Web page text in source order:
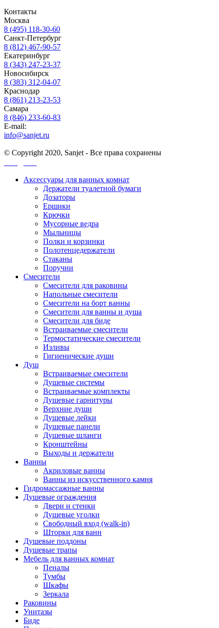
Контакты
Москва
8 (495) 118-30-60
Санкт-Петербург
8 (812) 467-90-57
Екатеринбург
8 (343) 247-23-37
Новосибирск
8 (383) 312-04-07
Краснодар
8 (861) 213-23-53
Самара
8 (846) 233-60-83
E-mail:
info@sanjet.ru
© Copyright 2020, Sanjet - Все права сохранены
Аксессуары для ванных комнат
Держатели туалетной бумаги
Дозаторы
Ершики
Крючки
Мусорные ведра
Мыльницы
Полки и корзинки
Полотенцедержатели
Стаканы
Поручни
Смесители
Смесители для раковины
Напольные смесители
Смесители на борт ванны
Смесители для ванны и душа
Смесители для биде
Встраиваемые смесители
Термостатические смесители
Изливы
Гигиенические души
Душ
Встраиваемые смесители
Душевые системы
Встраиваемые комплекты
Душевые гарнитуры
Верхние души
Душевые лейки
Душевые панели
Душевые шланги
Кронштейны
Выходы и держатели
Ванны
Акриловые ванны
Ванны из искусственного камня
Гидромассажные ванны
Душевые ограждения
Двери и стенки
Душевые уголки
Свободный вход (walk-in)
Шторки для ванн
Душевые поддоны
Душевые трапы
Мебель для ванных комнат
Пеналы
Тумбы
Шкафы
Зеркала
Раковины
Унитазы
Биде